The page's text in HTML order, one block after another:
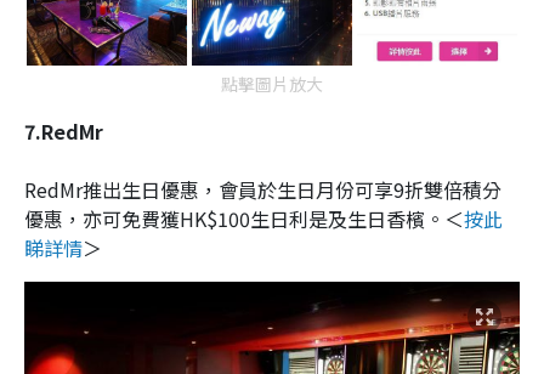
點擊圖片放大
7.RedMr
RedMr推出生日優惠，會員於生日月份可享9折雙倍積分
優惠，亦可免費獲HK$100生日利是及生日香檳。＜按此
睇詳情＞